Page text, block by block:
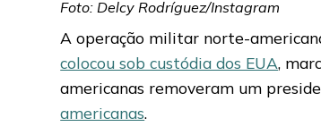
Foto: Delcy Rodríguez/Instagram
A operação militar norte-
colocou sob custódia dos EUA,
americanas removeram um
americanas.